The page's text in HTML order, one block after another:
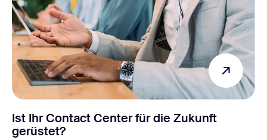
Ist Ihr Contact Center für die Zukunft
gerüstet?